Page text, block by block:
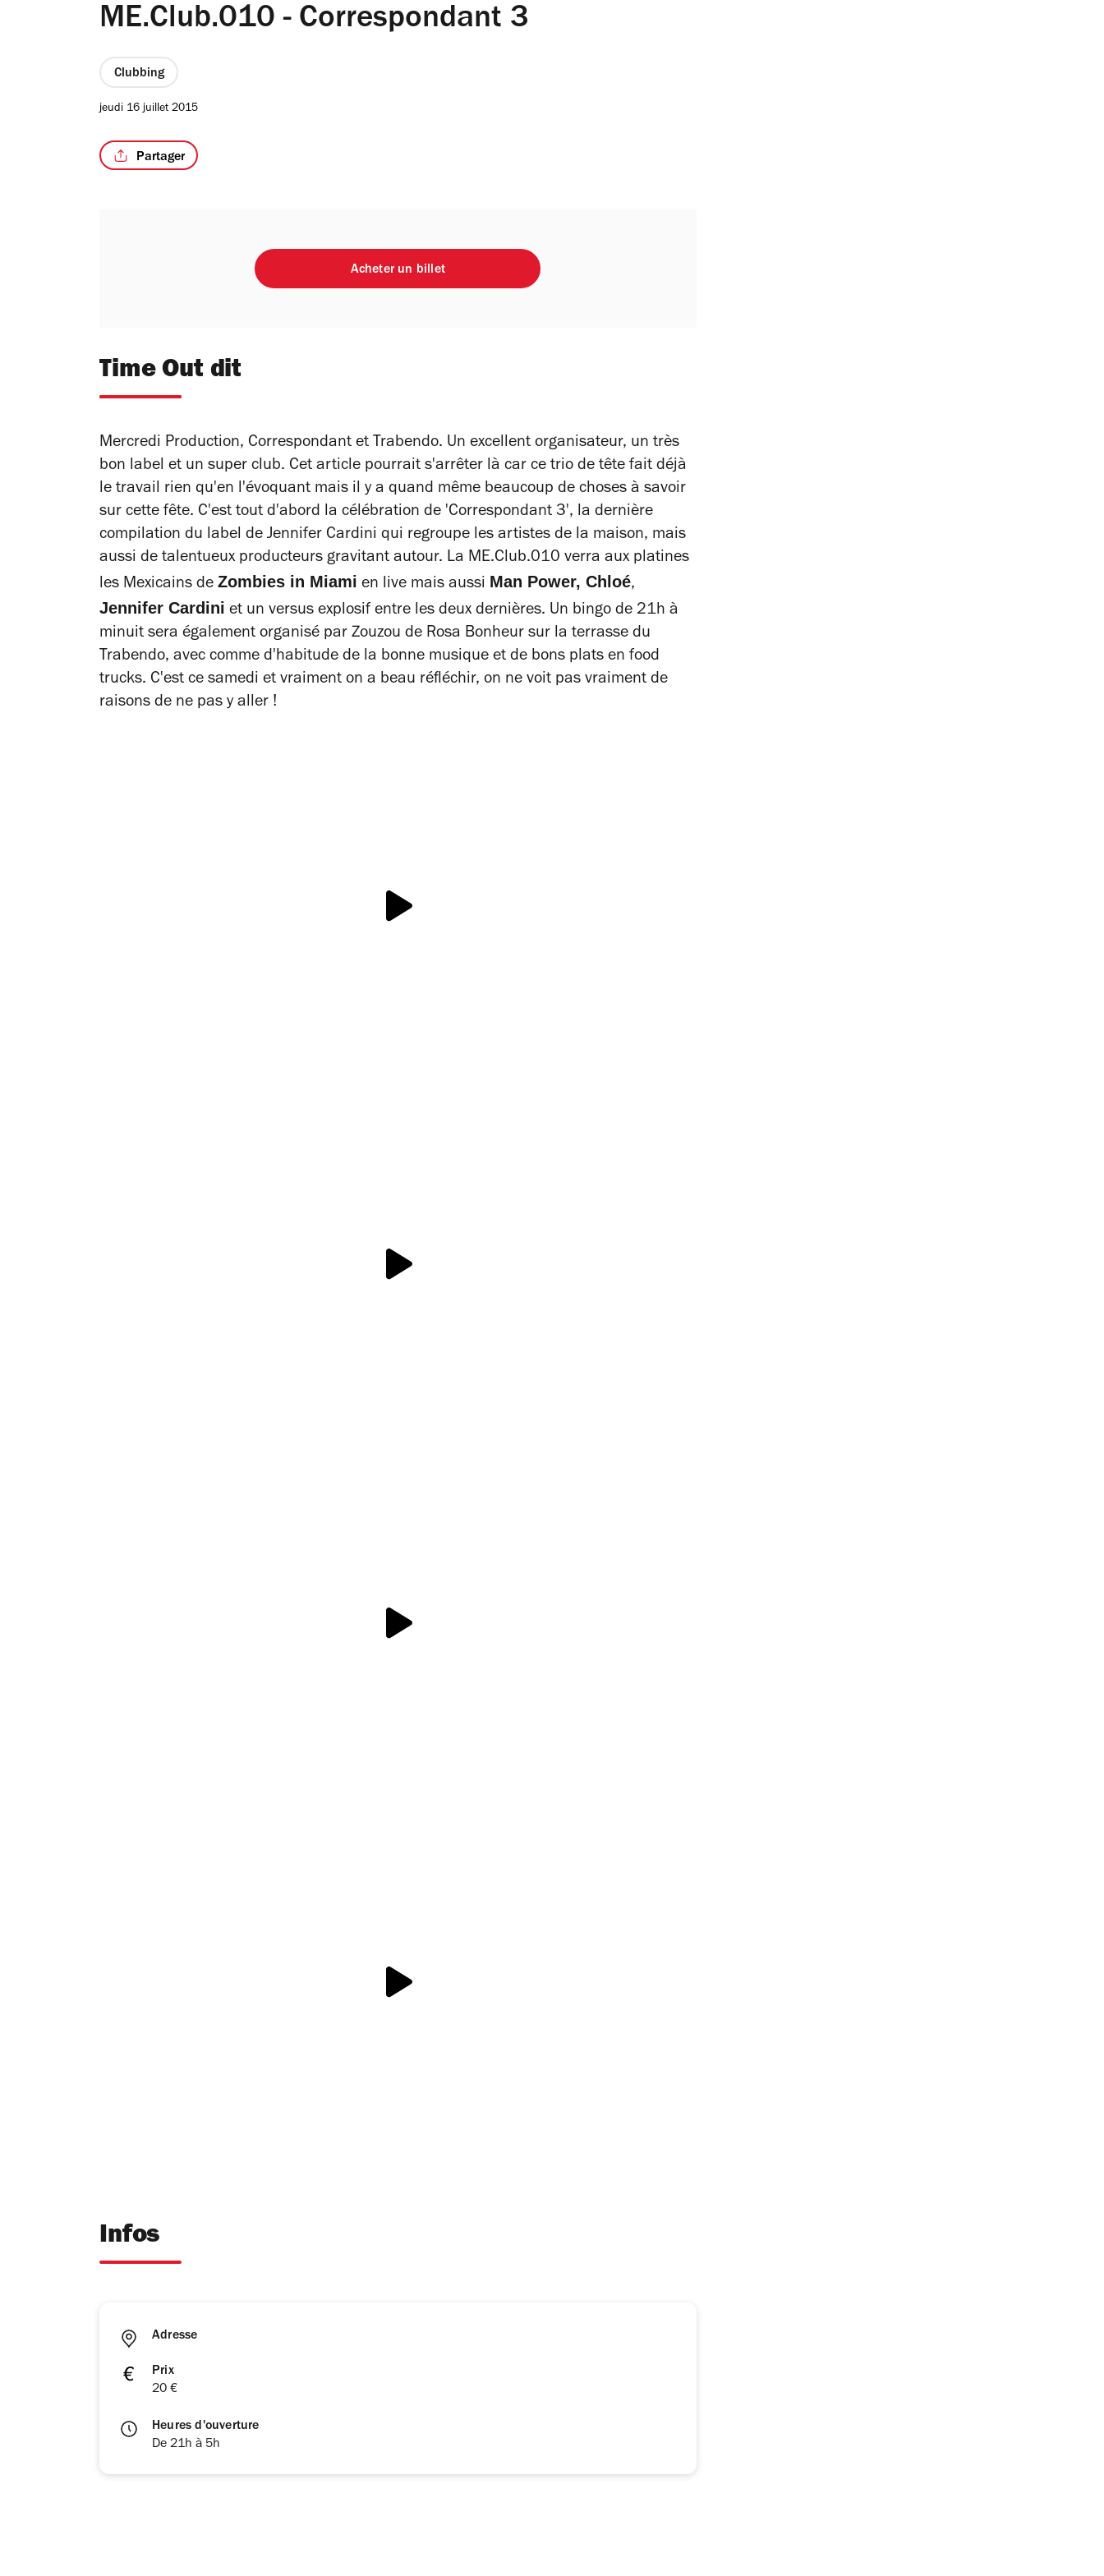
ME.Club.010 - Correspondant 3
Clubbing
jeudi 16 juillet 2015
Partager
Acheter un billet
Time Out dit
Mercredi Production, Correspondant et Trabendo. Un excellent organisateur, un très
bon label et un super club. Cet article pourrait s'arrêter là car ce trio de tête fait déjà
le travail rien qu'en l'évoquant mais il y a quand même beaucoup de choses à savoir
sur cette fête. C'est tout d'abord la célébration de 'Correspondant 3', la dernière
compilation du label de Jennifer Cardini qui regroupe les artistes de la maison, mais
aussi de talentueux producteurs gravitant autour. La ME.Club.010 verra aux platines
les Mexicains de Zombies in Miami en live mais aussi Man Power, Chloé,
Jennifer Cardini et un versus explosif entre les deux dernières. Un bingo de 21h à
minuit sera également organisé par Zouzou de Rosa Bonheur sur la terrasse du
Trabendo, avec comme d'habitude de la bonne musique et de bons plats en food
trucks. C'est ce samedi et vraiment on a beau réfléchir, on ne voit pas vraiment de
raisons de ne pas y aller !
Infos
Adresse
Prix
20 €
Heures d'ouverture
De 21h à 5h